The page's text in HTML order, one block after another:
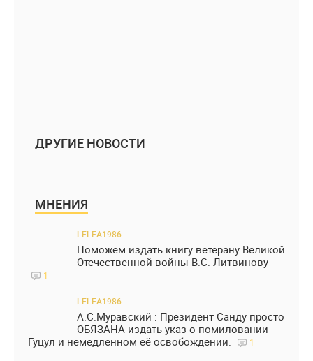
ДРУГИЕ НОВОСТИ
МНЕНИЯ
LELEA1986
Поможем издать книгу ветерану Великой
Отечественной войны В.С. Литвинову
1
LELEA1986
А.С.Муравский : Президент Санду просто
ОБЯЗАНА издать указ о помиловании
Гуцул и немедленном её освобождении.
1